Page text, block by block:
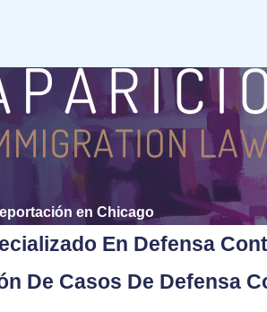
en Chicago
En Defensa
De Casos De Defensa